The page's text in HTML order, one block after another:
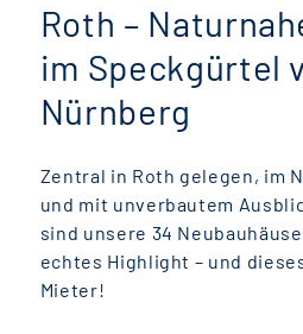
Roth –
im Speckgürtel
Nürnberg
Zentral in Roth gelegen, im
und mit unverbautem
sind unsere 34
echtes Highlight – und
Mieter!